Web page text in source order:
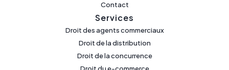
Contact
Services
Droit des agents commerciaux
Droit de la distribution
Droit de la concurrence